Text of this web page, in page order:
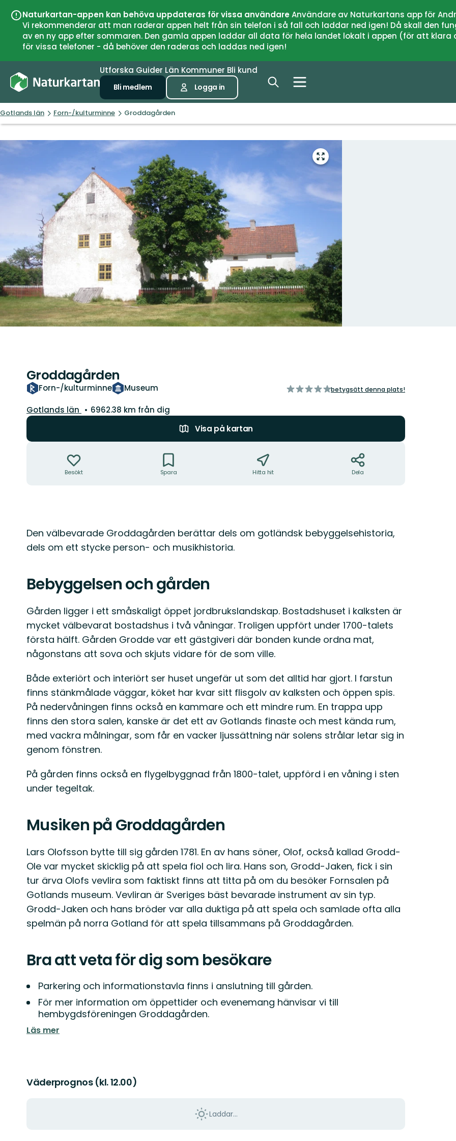
Naturkartan-appen kan behöva uppdateras för vissa användareAnvändare av Naturkartans app för
Vi rekommenderar att man raderar appen helt från sin telefon i så fall och laddar ned igen! Då skall den
av en ny app efter sommaren. Den gamla appen laddar all data för hela landet lokalt i appen (för att
för vissa telefoner - då behöver den raderas och laddas ned igen!
Utforska Guider Län Kommuner Bli kund
Bli medlem Logga in
Gotlands län Forn-/kulturminne Groddagården
Gå
till
Groddagården
Forn-/kulturminne Museum
av
betygsätt denna plats!
Län:
Gotlands län
6962.38 km från dig
Visa på kartan
Besökt Spara Hitta hit Dela
Beskrivning
Den välbevarade Groddagården berättar dels om gotländsk bebyggelsehistoria,
dels om ett stycke person- och musikhistoria.
Bebyggelsen och gården
Gården ligger i ett småskaligt öppet jordbrukslandskap. Bostadshuset i kalksten är
mycket välbevarat bostadshus i två våningar. Troligen uppfört under 1700-talets
första hälft. Gården Grodde var ett gästgiveri där bonden kunde ordna mat,
någonstans att sova och skjuts vidare för de som ville.
Både exteriört och interiört ser huset ungefär ut som det alltid har gjort. I farstun
finns stänkmålade väggar, köket har kvar sitt flisgolv av kalksten och öppen spis.
På nedervåningen finns också en kammare och ett mindre rum. En trappa upp
finns den stora salen, kanske är det ett av Gotlands finaste och mest kända rum,
med vackra målningar, som får en vacker ljussättning när solens strålar letar sig in
genom fönstren.
På gården finns också en flygelbyggnad från 1800-talet, uppförd i en våning i sten
under tegeltak.
Musiken på Groddagården
Lars Olofsson bytte till sig gården 1781. En av hans söner, Olof, också kallad Grodd-
Ole var mycket skicklig på att spela fiol och lira. Hans son, Grodd-Jaken, fick i sin
tur ärva Olofs vevlira som faktiskt finns att titta på om du besöker Fornsalen på
Gotlands museum. Vevliran är Sveriges bäst bevarade instrument av sin typ.
Grodd-Jaken och hans bröder var alla duktiga på att spela och samlade ofta alla
spelmän på norra Gotland för att spela tillsammans på Groddagården.
Bra att veta för dig som besökare
Parkering och informationstavla finns i anslutning till gården.
För mer information om öppettider och evenemang hänvisar vi till
hembygdsföreningen Groddagården.
Läs mer
Väderprognos (kl. 12.00)
Laddar...